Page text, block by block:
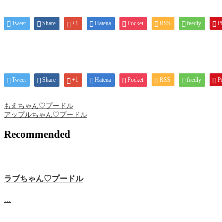
Tweet Share +1 Hatena Pocket RSS feedly
Tweet Share +1 Hatena Pocket RSS feedly
もえちゃん♡プードル
アップルちゃん♡プードル
Recommended
ラブちゃん♡プードル